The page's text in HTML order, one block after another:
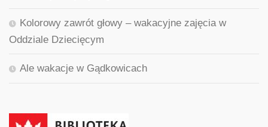
Kolorowy zawrót głowy – wakacyjne zajęcia w
Oddziale Dziecięcym
Ale wakacje w Gądkowicach